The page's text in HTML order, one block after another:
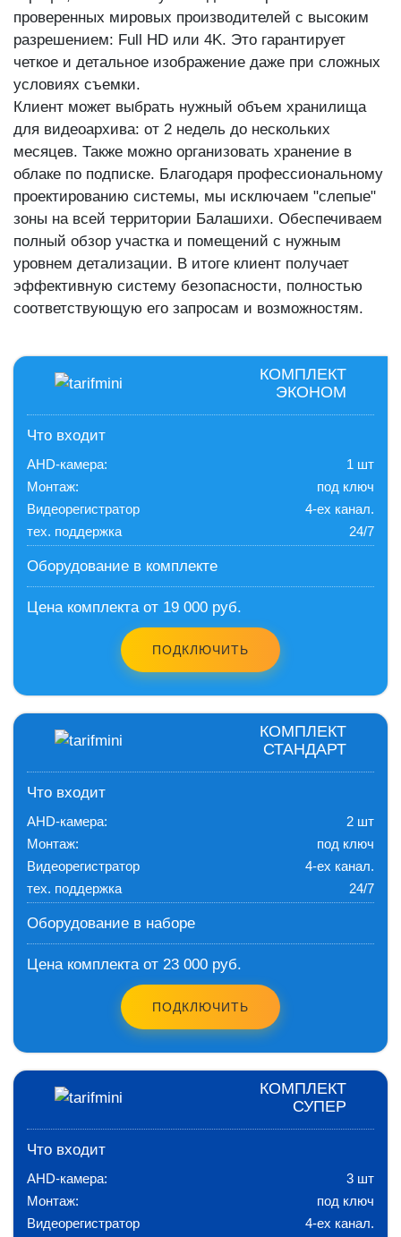
проверенных мировых производителей с высоким
разрешением: Full HD или 4K. Это гарантирует
четкое и детальное изображение даже при сложных
условиях съемки.
Клиент может выбрать нужный объем хранилища
для видеоархива: от 2 недель до нескольких
месяцев. Также можно организовать хранение в
облаке по подписке. Благодаря профессиональному
проектированию системы, мы исключаем "слепые"
зоны на всей территории Балашихи. Обеспечиваем
полный обзор участка и помещений с нужным
уровнем детализации. В итоге клиент получает
эффективную систему безопасности, полностью
соответствующую его запросам и возможностям.
КОМПЛЕКТ
ЭКОНОМ
Что входит
AHD-камера:
1 шт
Монтаж:
под ключ
Видеорегистратор
4-ех канал.
тех. поддержка
24/7
Оборудование в комплекте
Цена комплекта от 19 000 руб.
ПОДКЛЮЧИТЬ
КОМПЛЕКТ
СТАНДАРТ
Что входит
AHD-камера:
2 шт
Монтаж:
под ключ
Видеорегистратор
4-ех канал.
тех. поддержка
24/7
Оборудование в наборе
Цена комплекта от 23 000 руб.
ПОДКЛЮЧИТЬ
КОМПЛЕКТ
СУПЕР
Что входит
AHD-камера:
3 шт
Монтаж:
под ключ
Видеорегистратор
4-ех канал.